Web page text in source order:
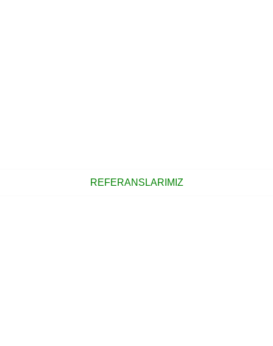
REFERANSLARIMIZ